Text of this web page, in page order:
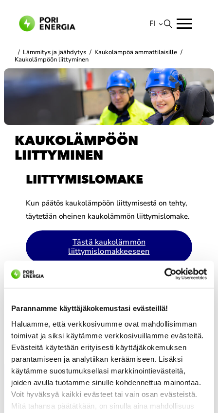
Parannamme käyttäjäkokemustasi evästeillä!
Haluamme, että verkkosivumme ovat mahdollisimman
toimivat ja siksi käytämme verkkosivuillamme evästeitä.
Evästeitä käytetään erityisesti käyttäjäkokemuksen
parantamiseen ja analytiikan keräämiseen. Lisäksi
käytämme suostumuksellasi markkinointievästeitä,
joiden avulla tuotamme sinulle kohdennettua mainontaa.
Voit hyväksyä kaikki evästeet tai vain osan evästeistä.
Mitä tahansa päätätkään, on sinulla aina mahdollisuus
sisältöön
FI
Suomi
/ Lämmitys ja jäähdytys / Kaukolämpöä ammattilaisille /
Kaukolämpöön liittyminen
KAUKOLÄMPÖÖN
LIITTYMINEN
LIITTYMISLOMAKE
Kun päätös kaukolämpöön liittymisestä on tehty,
täytetään oheinen kaukolämmön liittymislomake.
Tästä kaukolämmön
liittymislomakkeeseen
Kaukolämmön ja jäähdytyksen
myynti
myynti.energiapalvelut@porienergia.fi